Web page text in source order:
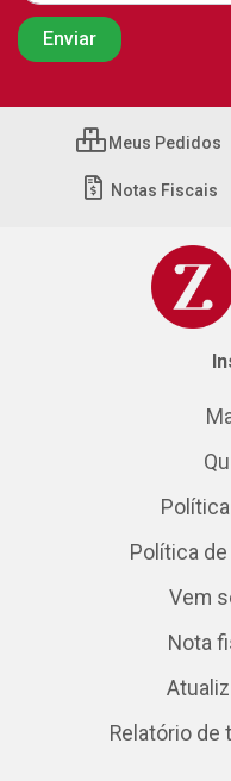
Meus Pedidos
Notas Fiscais
Política
Vem
Nota
Relatório de